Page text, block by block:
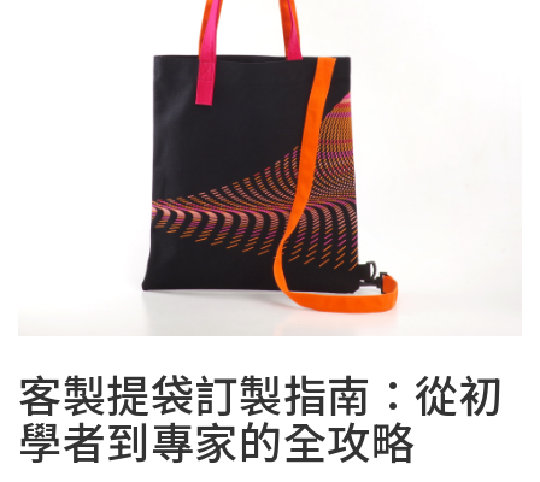
客製提袋訂製指南：從初
學者到專家的全攻略